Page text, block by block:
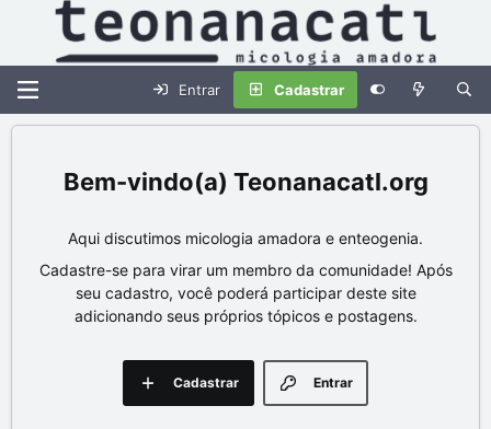
Entrar Cadastrar
Teonanacatl.org
Aqui discutimos micologia amadora e enteogenia.
Cadastre-se para virar um membro da comunidade! Após
seu cadastro, você poderá participar deste site
adicionando seus próprios tópicos e postagens.
Entrar
Cadastrar